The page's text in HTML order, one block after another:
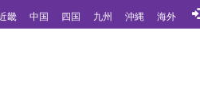
畿 中国 四国 九州 沖縄 海外